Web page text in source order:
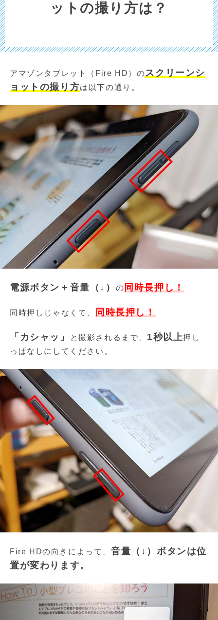
ットの撮り方は？
アマゾンタブレット（Fire HD）のスクリーンシ
ョットの撮り方は以下の通り。
電源ボタン＋音量（↓） の 同時長押し！
同時押しじゃなくて、 同時長押し！
「カシャッ」 と撮影されるまで、 1秒以上押し
っぱなしにしてください。
Fire HDの向きによって、 音量（↓）ボタンは位
置が変わります。